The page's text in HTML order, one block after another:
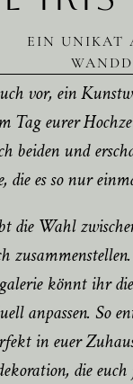
EIN UNIKAT
vor, ein
Tag eurer
beiden und
die es so nur
die Wahl
könnt ihr
anpassen. So
in euer
die euch